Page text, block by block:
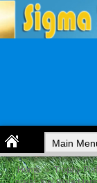
Home » Trophy-